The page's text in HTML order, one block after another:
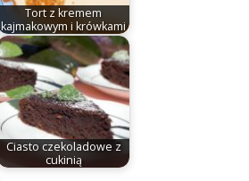
Tort z kremem
kajmakowym i krówkami
Ciasto czekoladowe z
cukinią